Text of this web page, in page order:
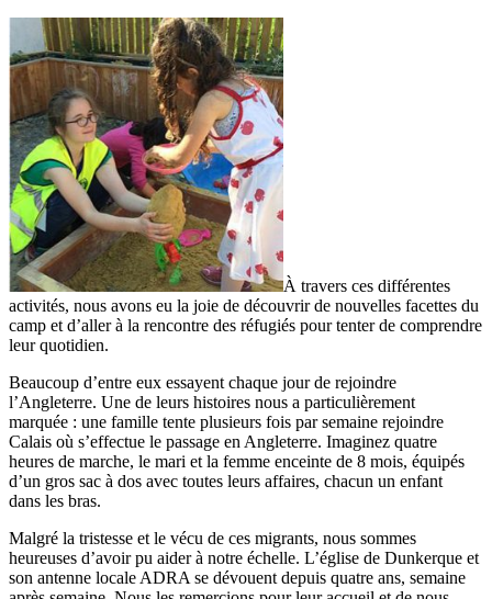
À travers ces différentes
activités, nous avons eu la joie de découvrir de nouvelles facettes du
camp et d’aller à la rencontre des réfugiés pour tenter de comprendre
leur quotidien.
Beaucoup d’entre eux essayent chaque jour de rejoindre
l’Angleterre. Une de leurs histoires nous a particulièrement
marquée : une famille tente plusieurs fois par semaine rejoindre
Calais où s’effectue le passage en Angleterre. Imaginez quatre
heures de marche, le mari et la femme enceinte de 8 mois, équipés
d’un gros sac à dos avec toutes leurs affaires, chacun un enfant
dans les bras.
Malgré la tristesse et le vécu de ces migrants, nous sommes
heureuses d’avoir pu aider à notre échelle. L’église de Dunkerque et
son antenne locale ADRA se dévouent depuis quatre ans, semaine